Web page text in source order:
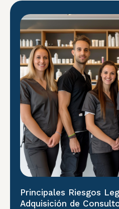
Principales Riesgos
Adquisición de